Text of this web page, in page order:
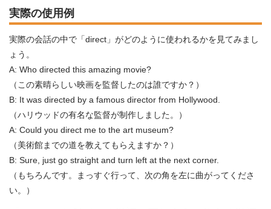
実際の使用例
実際の会話の中で「direct」がどのように使われるかを見てみまし
ょう。
A: Who directed this amazing movie?
（この素晴らしい映画を監督したのは誰ですか？）
B: It was directed by a famous director from Hollywood.
（ハリウッドの有名な監督が制作しました。）
A: Could you direct me to the art museum?
（美術館までの道を教えてもらえますか？）
B: Sure, just go straight and turn left at the next corner.
（もちろんです。まっすぐ行って、次の角を左に曲がってくださ
い。）